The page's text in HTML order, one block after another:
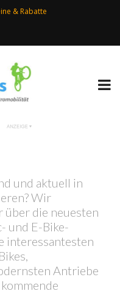
& Rabatte
und aktuell in
Wir
über die neuesten
und E-Bike-
interessantesten
Antriebe